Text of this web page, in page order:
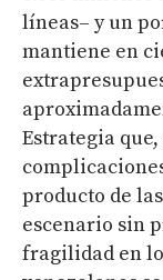
líneas– y un
mantiene en
Estrategia
producto de
escenario sin
fragilidad en